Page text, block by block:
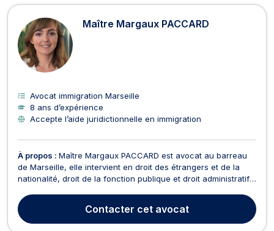
Maître Margaux PACCARD
Avocat immigration Marseille
8 ans d’expérience
Accepte l’aide juridictionnelle en immigration
À propos : Maître Margaux PACCARD est avocat au barreau
de Marseille, elle intervient en droit des étrangers et de la
nationalité, droit de la fonction publique et droit administratif.
vous accompagne et vous conseille dans le cadre de votre
demande de titre de séjour, de vis...
Contacter cet avocat